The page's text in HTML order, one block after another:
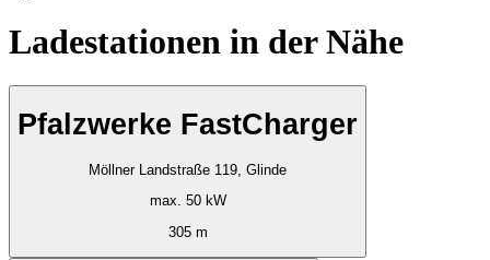
Ladestationen in der Nähe
Pfalzwerke FastCharger
Möllner Landstraße 119, Glinde
max. 50 kW
305 m